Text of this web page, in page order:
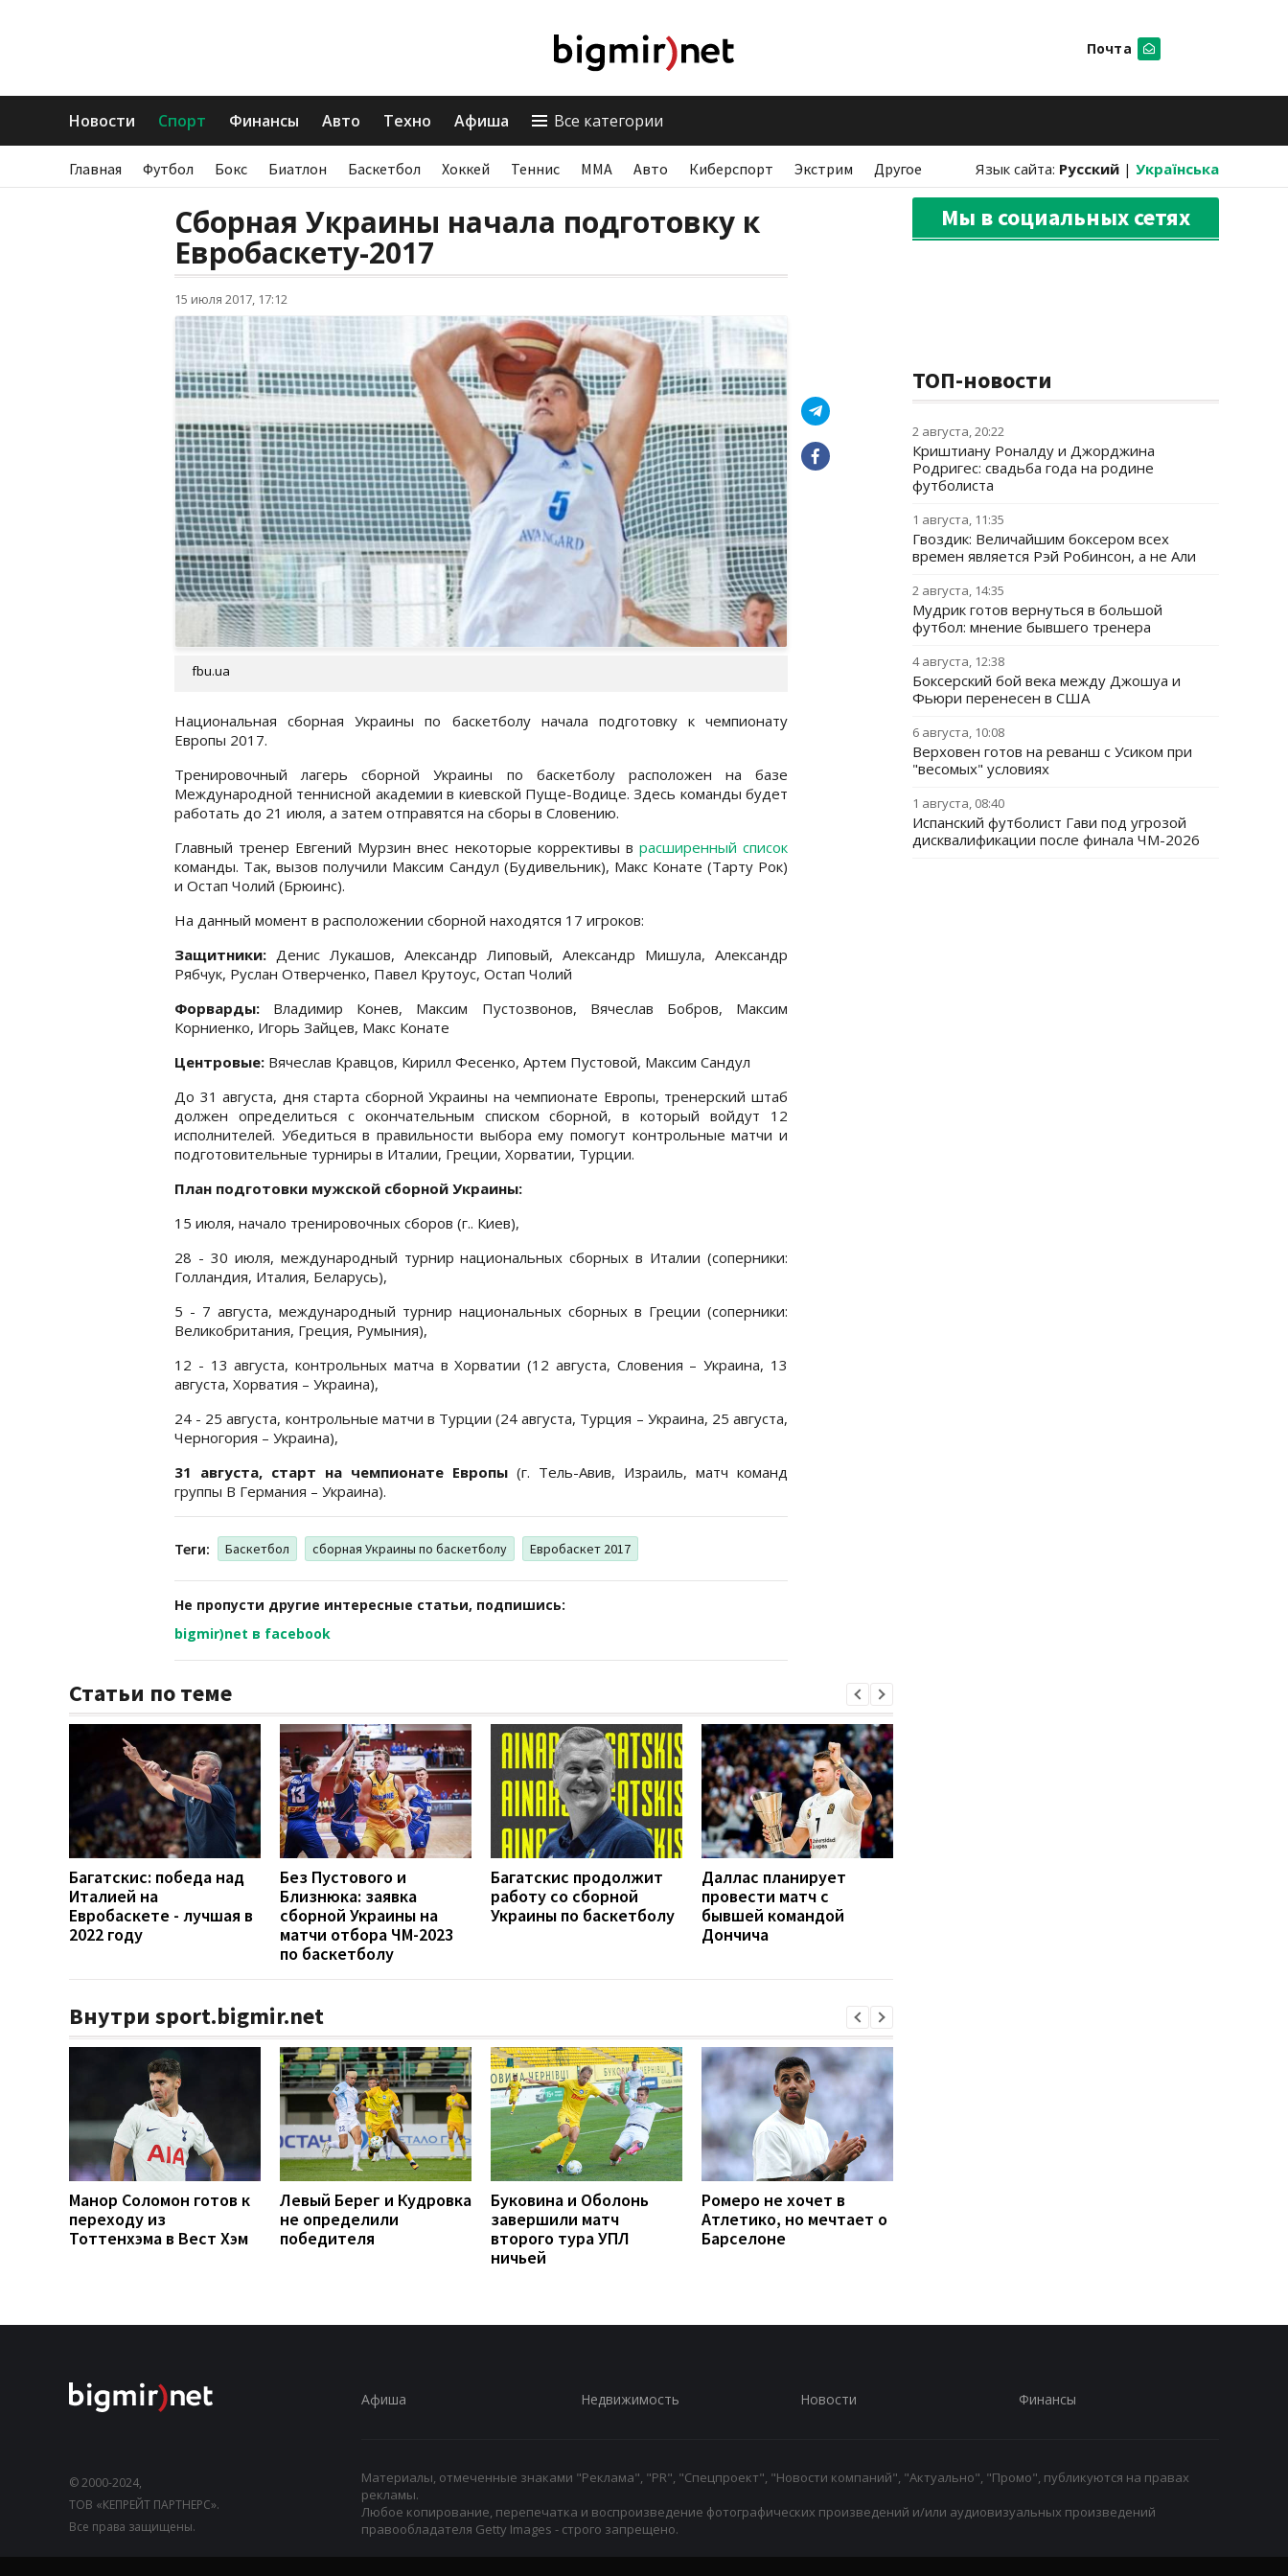
Почта
Новости Спорт Финансы Авто Техно Афиша Все категории
Главная Футбол Бокс Биатлон Баскетбол Хоккей Теннис ММА Авто Киберспорт Экстрим Другое Язык сайта: Русский | Українська
Сборная Украины начала подготовку к
Евробаскету-2017
15 июля 2017, 17:12
fbu.ua
Национальная сборная Украины по баскетболу начала подготовку к чемпионату
Европы 2017.
Тренировочный лагерь сборной Украины по баскетболу расположен на базе
Международной теннисной академии в киевской Пуще-Водице. Здесь команды будет
работать до 21 июля, а затем отправятся на сборы в Словению.
Главный тренер Евгений Мурзин внес некоторые коррективы в расширенный список
команды. Так, вызов получили Максим Сандул (Будивельник), Макс Конате (Тарту Рок)
и Остап Чолий (Брюинс).
На данный момент в расположении сборной находятся 17 игроков:
Защитники: Денис Лукашов, Александр Липовый, Александр Мишула, Александр
Рябчук, Руслан Отверченко, Павел Крутоус, Остап Чолий
Форварды: Владимир Конев, Максим Пустозвонов, Вячеслав Бобров, Максим
Корниенко, Игорь Зайцев, Макс Конате
Центровые: Вячеслав Кравцов, Кирилл Фесенко, Артем Пустовой, Максим Сандул
До 31 августа, дня старта сборной Украины на чемпионате Европы, тренерский штаб
должен определиться с окончательным списком сборной, в который войдут 12
исполнителей. Убедиться в правильности выбора ему помогут контрольные матчи и
подготовительные турниры в Италии, Греции, Хорватии, Турции.
План подготовки мужской сборной Украины:
15 июля, начало тренировочных сборов (г.. Киев),
28 - 30 июля, международный турнир национальных сборных в Италии (соперники:
Голландия, Италия, Беларусь),
5 - 7 августа, международный турнир национальных сборных в Греции (соперники:
Великобритания, Греция, Румыния),
12 - 13 августа, контрольных матча в Хорватии (12 августа, Словения – Украина, 13
августа, Хорватия – Украина),
24 - 25 августа, контрольные матчи в Турции (24 августа, Турция – Украина, 25 августа,
Черногория – Украина),
31 августа, старт на чемпионате Европы (г. Тель-Авив, Израиль, матч команд
группы В Германия – Украина).
Теги: Баскетбол сборная Украины по баскетболу Евробаскет 2017
Не пропусти другие интересные статьи, подпишись:
bigmir)net в facebook
Статьи по теме
Багатскис: победа над
Италией на
Евробаскете - лучшая в
2022 году
Без Пустового и
Близнюка: заявка
сборной Украины на
матчи отбора ЧМ-2023
по баскетболу
Багатскис продолжит
работу со сборной
Украины по баскетболу
Даллас планирует
провести матч с
бывшей командой
Дончича
Внутри sport.bigmir.net
Манор Соломон готов к
переходу из
Тоттенхэма в Вест Хэм
Левый Берег и Кудровка
не определили
победителя
Буковина и Оболонь
завершили матч
второго тура УПЛ
ничьей
Ромеро не хочет в
Атлетико, но мечтает о
Барселоне
Мы в социальных сетях
ТОП-новости
2 августа, 20:22
Криштиану Роналду и Джорджина
Родригес: свадьба года на родине
футболиста
1 августа, 11:35
Гвоздик: Величайшим боксером всех
времен является Рэй Робинсон, а не Али
2 августа, 14:35
Мудрик готов вернуться в большой
футбол: мнение бывшего тренера
4 августа, 12:38
Боксерский бой века между Джошуа и
Фьюри перенесен в США
6 августа, 10:08
Верховен готов на реванш с Усиком при
"весомых" условиях
1 августа, 08:40
Испанский футболист Гави под угрозой
дисквалификации после финала ЧМ-2026
© 2000-2024,
ТОВ «КЕПРЕЙТ ПАРТНЕРС».
Все права защищены.
Афиша Недвижимость Новости Финансы
Материалы, отмеченные знаками "Реклама", "PR", "Спецпроект", "Новости компаний", "Актуально", "Промо", публикуются на правах
рекламы.
Любое копирование, перепечатка и воспроизведение фотографических произведений и/или аудиовизуальных произведений
правообладателя Getty Images - строго запрещено.